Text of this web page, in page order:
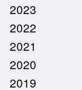
2023
2022
2021
2020
2019